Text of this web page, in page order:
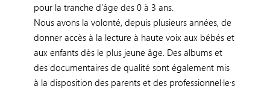
pour la tranche d’âge des 0 à 3 ans.
Nous avons la volonté, depuis plusieurs années, de
donner accès à la lecture à haute voix aux bébés et
aux enfants dès le plus jeune âge. Des albums et
des documentaires de qualité sont également mis
à la disposition des parents et des professionnel·le·s